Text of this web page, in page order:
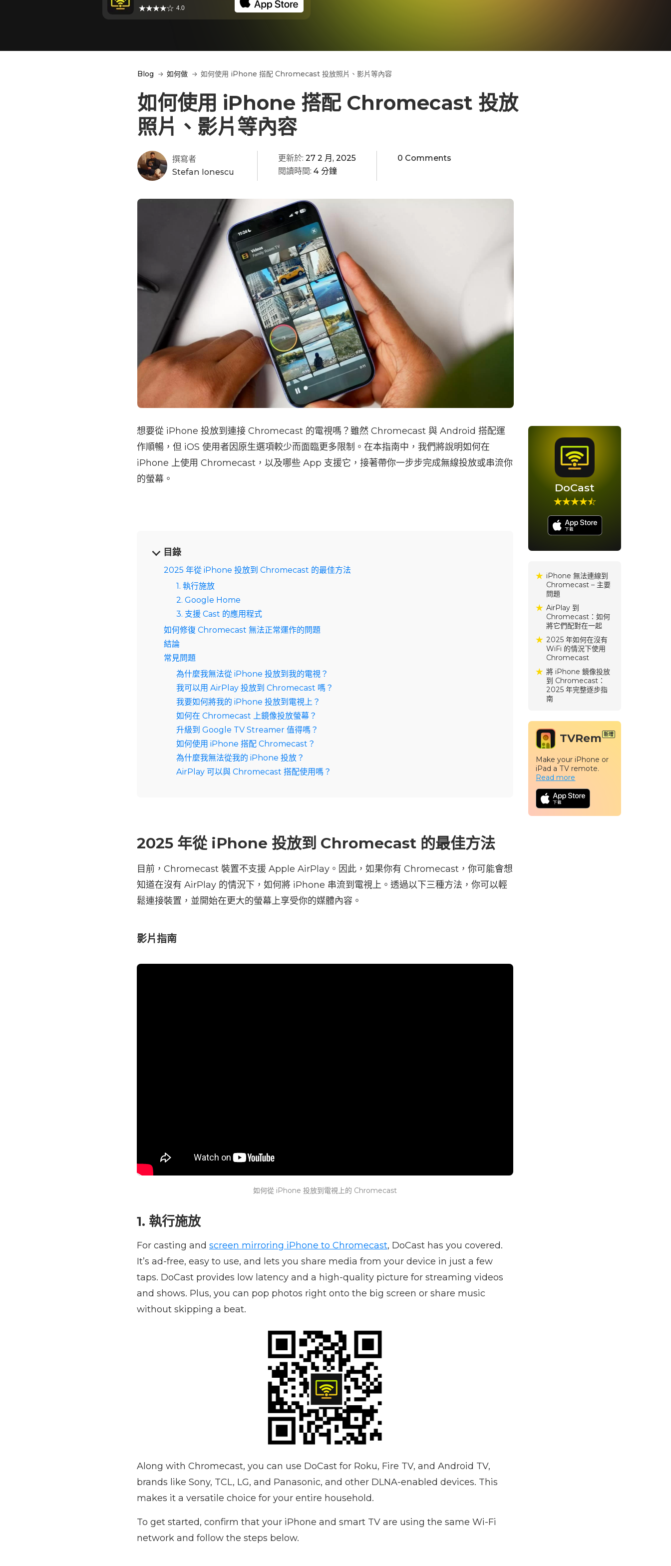
4.0
Blog 如何做 如何使用 iPhone 搭配 Chromecast 投放照片、影片等內容
如何使用 iPhone 搭配 Chromecast 投放
照片、影片等內容
撰寫者
Stefan Ionescu
更新於: 27 2 月, 2025
閱讀時間: 4 分鐘
0 Comments
想要從 iPhone 投放到連接 Chromecast 的電視嗎？雖然 Chromecast 與 Android 搭配運
作順暢，但 iOS 使用者因原生選項較少而面臨更多限制。在本指南中，我們將說明如何在
iPhone 上使用 Chromecast，以及哪些 App 支援它，接著帶你一步步完成無線投放或串流你
的螢幕。
目錄
2025 年從 iPhone 投放到 Chromecast 的最佳方法
1. 執行施放
2. Google Home
3. 支援 Cast 的應用程式
如何修復 Chromecast 無法正常運作的問題
結論
常見問題
為什麼我無法從 iPhone 投放到我的電視？
我可以用 AirPlay 投放到 Chromecast 嗎？
我要如何將我的 iPhone 投放到電視上？
如何在 Chromecast 上鏡像投放螢幕？
升級到 Google TV Streamer 值得嗎？
如何使用 iPhone 搭配 Chromecast？
為什麼我無法從我的 iPhone 投放？
AirPlay 可以與 Chromecast 搭配使用嗎？
2025 年從 iPhone 投放到 Chromecast 的最佳方法
目前，Chromecast 裝置不支援 Apple AirPlay。因此，如果你有 Chromecast，你可能會想
知道在沒有 AirPlay 的情況下，如何將 iPhone 串流到電視上。透過以下三種方法，你可以輕
鬆連接裝置，並開始在更大的螢幕上享受你的媒體內容。
影片指南
如何從 iPhone 投放到電視上的 Chromecast
1. 執行施放
For casting andscreen mirroring iPhone to Chromecast, DoCast has you covered.
It’s ad-free, easy to use, and lets you share media from your device in just a few
taps. DoCast provides low latency and a high-quality picture for streaming videos
and shows. Plus, you can pop photos right onto the big screen or share music
without skipping a beat.
Along with Chromecast, you can use DoCast for Roku, Fire TV, and Android TV,
brands like Sony, TCL, LG, and Panasonic, and other DLNA-enabled devices. This
makes it a versatile choice for your entire household.
To get started, confirm that your iPhone and smart TV are using the same Wi-Fi
network and follow the steps below.
DoCast
iPhone 無法連線到
Chromecast – 主要
問題
AirPlay 到
Chromecast：如何
將它們配對在一起
2025 年如何在沒有
WiFi 的情況下使用
Chromecast
將 iPhone 鏡像投放
到 Chromecast：
2025 年完整逐步指
南
TVRem
Make your iPhone or
iPad a TV remote.
Read more